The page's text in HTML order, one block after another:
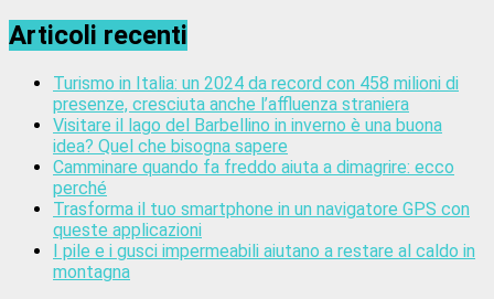
Articoli recenti
Turismo in Italia: un 2024 da record con 458 milioni di
presenze, cresciuta anche l’affluenza straniera
Visitare il lago del Barbellino in inverno è una buona
idea? Quel che bisogna sapere
Camminare quando fa freddo aiuta a dimagrire: ecco
perché
Trasforma il tuo smartphone in un navigatore GPS con
queste applicazioni
I pile e i gusci impermeabili aiutano a restare al caldo in
montagna